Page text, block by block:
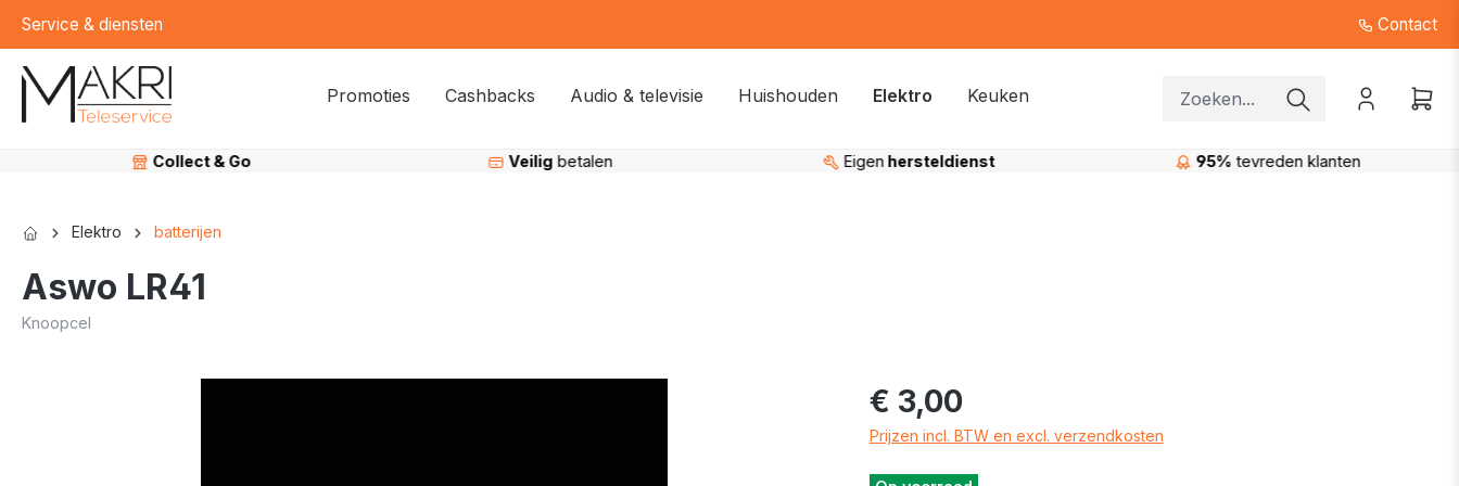
general.skipToNavigation
Service & diensten Contact
Promoties Cashbacks Audio & televisie Huishouden Elektro Keuken
Collect & Go Veilig betalen Eigen hersteldienst 95% tevreden klanten
Elektro batterijen
Aswo LR41
Knoopcel
€ 3,00
Prijzen incl. BTW en excl. verzendkosten